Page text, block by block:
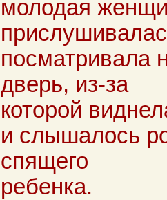
молодая
посматривала
дверь, из-за
которой
и слышалось
спящего
ребенка.